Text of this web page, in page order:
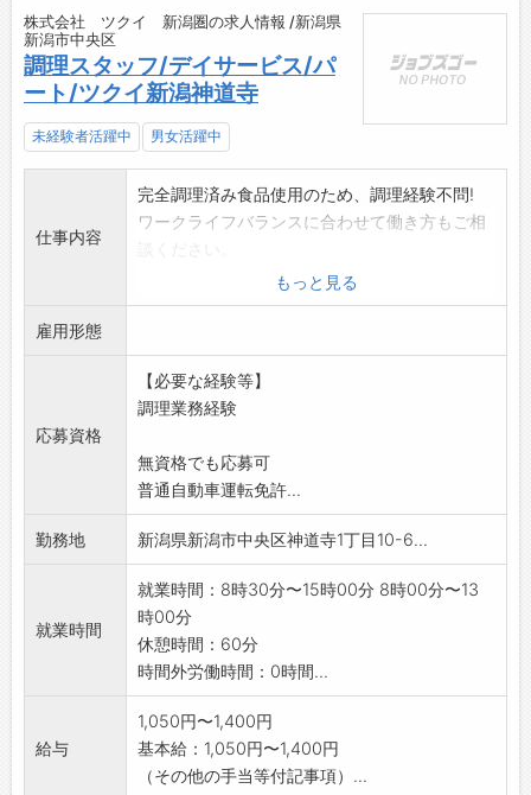
株式会社 ツクイ 新潟圏の求人情報 /新潟県
新潟市中央区
調理スタッフ/デイサービス/パ
ート/ツクイ新潟神道寺
未経験者活躍中 男女活躍中
仕事内容
完全調理済み食品使用のため、調理経験不問!
ワークライフバランスに合わせて働き方もご相
見学可能!事前に気になることはお問い合わせく
ださい。
・お客様に提供する食事の簡単な調理・盛り付
け業務
・食器洗浄 ・食材の発注 など
<未経験者・ブランクのある方も安心!>
※完全調理済み食品使用のため、調理経験不問!
※OJTやチューター制度によるサポート体制も
充実!
もっと見る
雇用形態
応募資格
【必要な経験等】
調理業務経験
無資格でも応募可
普通自動車運転免許...
勤務地 新潟県新潟市中央区神道寺1丁目10-6...
就業時間
就業時間：8時30分〜15時00分 8時00分〜13
時00分
休憩時間：60分
時間外労働時間：0時間...
給与
1,050円〜1,400円
基本給：1,050円〜1,400円
（その他の手当等付記事項）...